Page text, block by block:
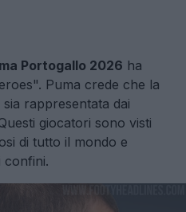
Portogallo 2026 ha
Puma crede che la
rappresentata dai
giocatori sono visti
di tutto il mondo e
confini.